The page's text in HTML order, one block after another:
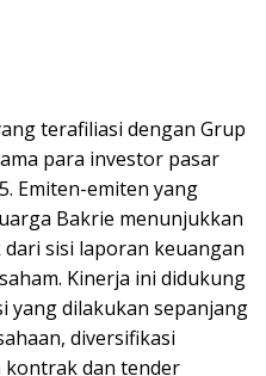
terafiliasi dengan Grup
para investor pasar
Emiten-emiten yang
Bakrie menunjukkan
sisi laporan keuangan
Kinerja ini didukung
yang dilakukan sepanjang
diversifikasi
dan tender